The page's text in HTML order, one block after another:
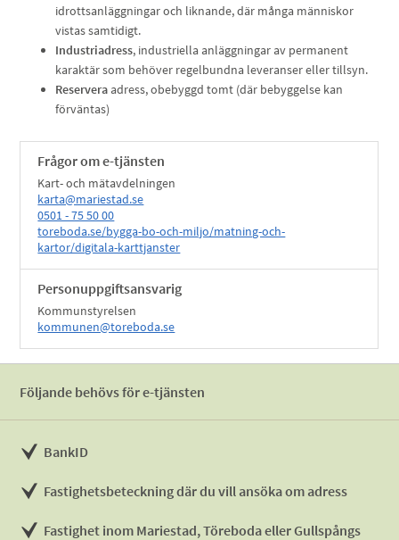
idrottsanläggningar och liknande, där många människor
vistas samtidigt.
Industriadress, industriella anläggningar av permanent
karaktär som behöver regelbundna leveranser eller tillsyn.
Reservera adress, obebyggd tomt (där bebyggelse kan
förväntas)
Frågor om e-tjänsten
Kart- och mätavdelningen
karta@mariestad.se
0501 - 75 50 00
toreboda.se/bygga-bo-och-miljo/matning-och-
kartor/digitala-karttjanster
Personuppgiftsansvarig
Kommunstyrelsen
kommunen@toreboda.se
Följande behövs för e-tjänsten
BankID
Fastighetsbeteckning där du vill ansöka om adress
Fastighet inom Mariestad, Töreboda eller Gullspångs